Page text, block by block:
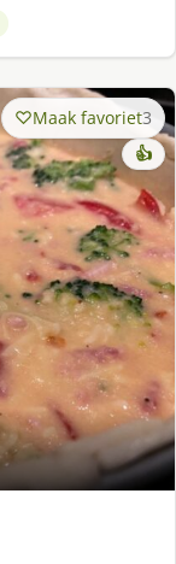
Maak favoriet3
👍